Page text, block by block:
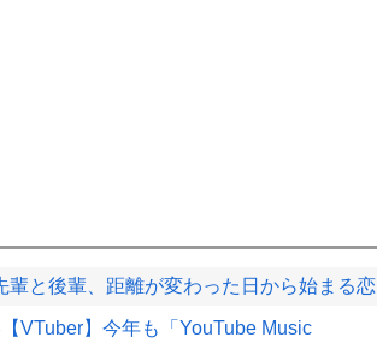
輩と後輩、距離が変わった日から始まる恋
【VTuber】今年も「YouTube Music